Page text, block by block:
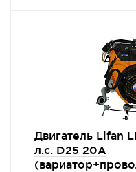
Двигатель Lifan
л.с. D25 20А